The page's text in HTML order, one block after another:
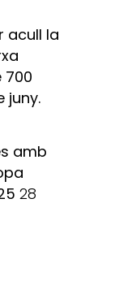
acull la
700
juny.
amb
28